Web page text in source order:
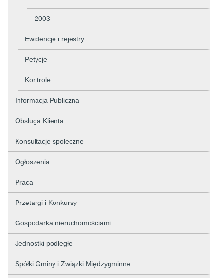
2003
Ewidencje i rejestry
Petycje
Kontrole
Informacja Publiczna
Obsługa Klienta
Konsultacje społeczne
Ogłoszenia
Praca
Przetargi i Konkursy
Gospodarka nieruchomościami
Jednostki podległe
Spółki Gminy i Związki Międzygminne